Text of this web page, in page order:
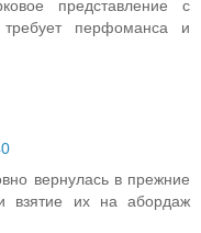
представление с
перфоманса и
вернулась в прежние
взятие их на абордаж